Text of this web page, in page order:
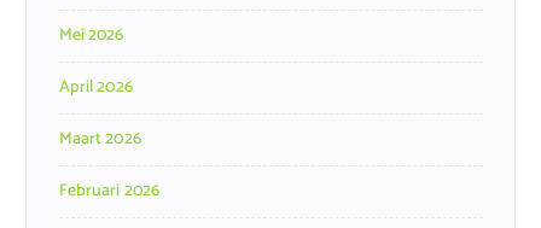
Mei 2026
April 2026
Maart 2026
Februari 2026